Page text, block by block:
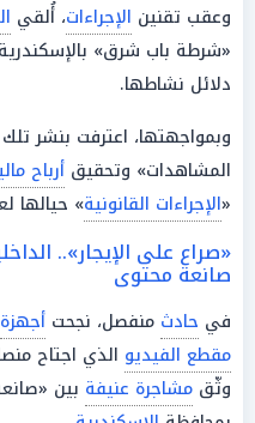
وعقب تقنين الإجراءات، أُلقي
«شرطة باب شرق»
دلائل نشاطها.
وبمواجهتها، اعترفت بنشر تلك
المشاهدات» وتحقيق أرباح
«الإجراءات القانونية» حيالها لعام
«صراع على الإيجار»..
صانعة محتوى
في حادث منفصل، نجحت أجهزة
مقطع الفيديو الذي اجتاح
وثّق مشاجرة عنيفة بين